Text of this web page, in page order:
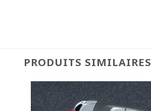
PRODUITS SIMILAIRES